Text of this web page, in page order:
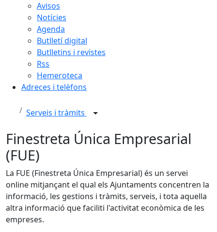
Avisos
Notícies
Agenda
Butlletí digital
Butlletins i revistes
Rss
Hemeroteca
Adreces i telèfons
Serveis i tràmits
Finestreta Única Empresarial
(FUE)
La FUE (Finestreta Única Empresarial) és un servei
online mitjançant el qual els Ajuntaments concentren la
informació, les gestions i tràmits, serveis, i tota aquella
altra informació que faciliti l'activitat econòmica de les
empreses.